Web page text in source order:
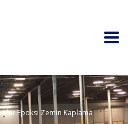
Epoksi Zemin Kaplama